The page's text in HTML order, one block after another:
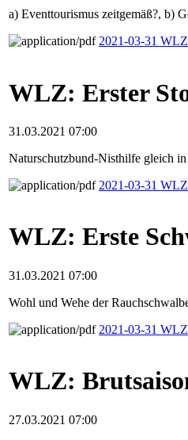
a) Eventtourismus zeitgemäß?, b)
2021-03-31
WLZ: Erster
31.03.2021 07:00
Naturschutzbund-Nisthilfe gleich
2021-03-31
WLZ: Erste
31.03.2021 07:00
Wohl und Wehe der
2021-03-31
WLZ:
27.03.2021 07:00